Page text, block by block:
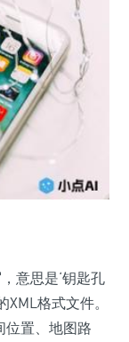
意思是‘钥匙孔
格式文件。
位置、地图路